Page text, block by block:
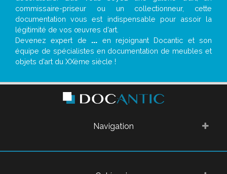
commissaire-priseur ou un collectionneur, cette
documentation vous est indispensable pour assoir la
légitimité de vos œuvres d’art.
Devenez expert de ... en rejoignant Docantic et son
équipe de spécialistes en documentation de meubles et
objets d’art du XXème siècle !
Navigation